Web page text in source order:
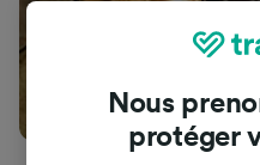
Attractions
Nous
protéger